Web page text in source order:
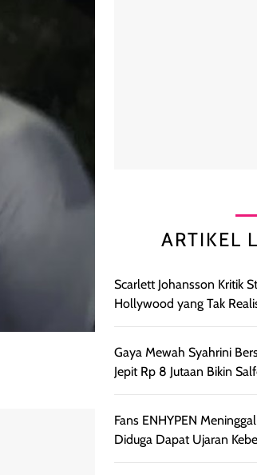
ARTIKEL
Scarlett Johansson Kritik
Hollywood yang Tak
Gaya Mewah Syahrini
Jepit Rp 8 Jutaan Bikin
Fans ENHYPEN
Diduga Dapat Ujaran